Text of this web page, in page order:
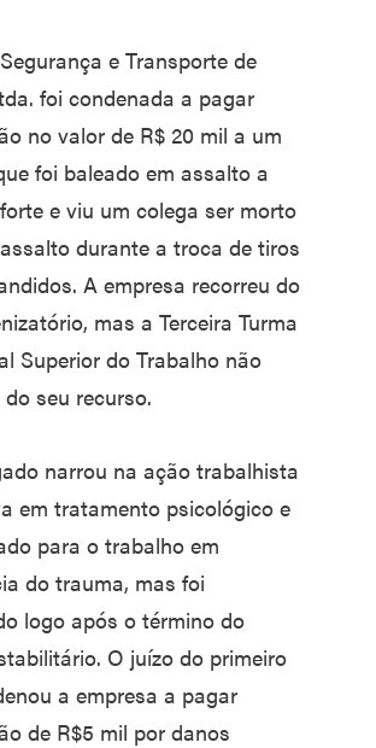
e Transporte de
foi condenada a pagar
no valor de R$ 20 mil a um
foi baleado em assalto a
e viu um colega ser morto
durante a troca de tiros
A empresa recorreu do
mas a Terceira Turma
Superior do Trabalho não
seu recurso.
narrou na ação trabalhista
em tratamento psicológico e
para o trabalho em
do trauma, mas foi
logo após o término do
O juízo do primeiro
a empresa a pagar
de R$5 mil por danos